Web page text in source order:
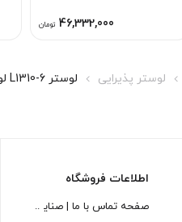
46,332,000 تومان
لوستر پذیرایی لوستر L1310-6 لوسترسازان
اطلاعات فروشگاه
صفحه تماس با ما | صنایع